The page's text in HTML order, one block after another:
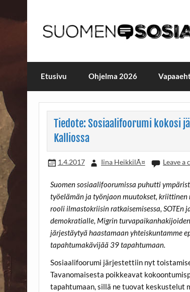
content
Maailmanparannuspäivät
Etusivu Ohjelma 2026
Tiedote: Sosiaalifoorumi kokosi
Kalliossa
1.4.2017 Iina HeikkilÃ¤ Leave a
Suomen sosiaalifoorumissa puhutti
työelämän ja työnjaon muutokset,
rooli ilmastokriisin ratkaisemisessa,
demokratialle, Migrin
järjestäytyä haastamaan yhteiskuntamme
tapahtumakävijää 39 tapahtumaan.
Sosiaalifoorumi järjestettiin nyt
Tavanomaisesta poikkeavat
tapahtumaan, sillä ne tuovat keskustelut